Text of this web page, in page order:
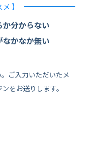
】
分からない
かなか無い
ご入力いただいたメ
をお送りします。